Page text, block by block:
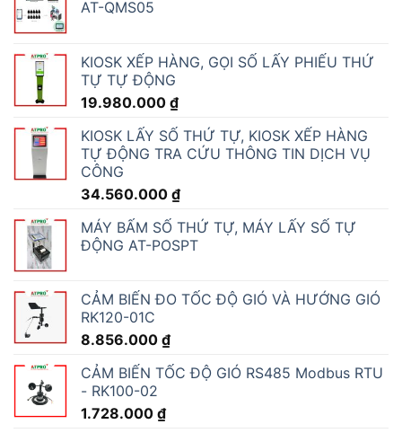
AT-QMS05
KIOSK XẾP HÀNG, GỌI SỐ LẤY PHIẾU THỨ
TỰ TỰ ĐỘNG
19.980.000 ₫
KIOSK LẤY SỐ THỨ TỰ, KIOSK XẾP HÀNG
TỰ ĐỘNG TRA CỨU THÔNG TIN DỊCH VỤ
CÔNG
34.560.000 ₫
MÁY BẤM SỐ THỨ TỰ, MÁY LẤY SỐ TỰ
ĐỘNG AT-POSPT
CẢM BIẾN ĐO TỐC ĐỘ GIÓ VÀ HƯỚNG GIÓ
RK120-01C
8.856.000 ₫
CẢM BIẾN TỐC ĐỘ GIÓ RS485 Modbus RTU
- RK100-02
1.728.000 ₫